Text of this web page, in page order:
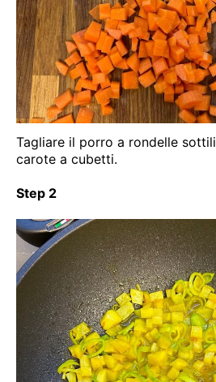
Tagliare il porro a rondelle
carote a cubetti.
Step 2